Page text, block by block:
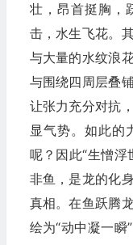
壮，昂首挺胸，
击，水生飞花。
与大量的水纹浪
与围绕四周层叠
让张力充分对抗
显气势。如此的
呢？因此“生憎浮
非鱼，是龙的化
真相。在鱼跃腾
绘为“动中凝一瞬